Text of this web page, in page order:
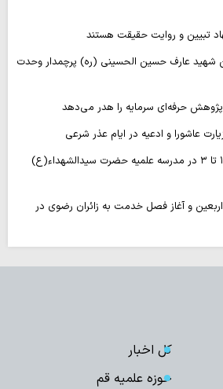
تبیین و روایت حقیقت هستند
شهید عارف حسین الحسینی (ره) پرچمدار وحدت
پژوهش حرفه‌ای سرمایه را هدر می‌دهد
عاشورا و ادعیه در ایام عذر شرعی
پذیرش طلبه در سطوح ۱ تا ۳ در مدرسه علمیه حضرت سیدالشهداء(ع)
و آغاز فصل خدمت به زائران رضوی در
کل اخبار
حوزه علمیه قم